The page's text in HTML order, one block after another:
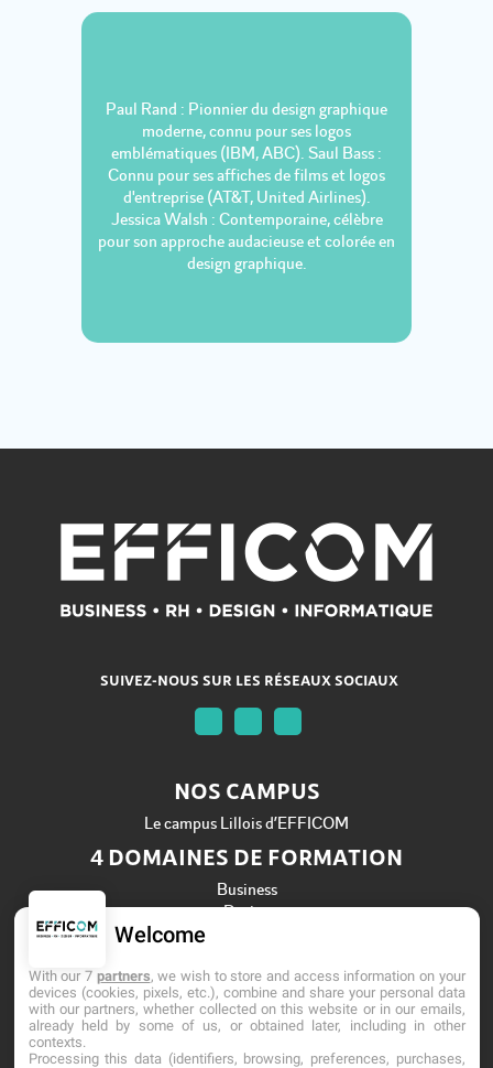
Paul Rand : Pionnier du design graphique
moderne, connu pour ses logos
emblématiques (IBM, ABC). Saul Bass :
Connu pour ses affiches de films et logos
d'entreprise (AT&T, United Airlines).
Jessica Walsh : Contemporaine, célèbre
pour son approche audacieuse et colorée en
design graphique.
SUIVEZ-NOUS SUR LES RÉSEAUX SOCIAUX
NOS CAMPUS
Le campus Lillois d’EFFICOM
4 DOMAINES DE FORMATION
Business
Design
Informatique
Établissement d'Enseignement Supérieur Privé Technique
Dernière mise à jour : Mai 2026
Welcome
With our 7 partners, we wish to store and access information on your
devices (cookies, pixels, etc.), combine and share your personal data
with our partners, whether collected on this website or in our emails,
already held by some of us, or obtained later, including in other
contexts.
Processing this data (identifiers, browsing, preferences, purchases,